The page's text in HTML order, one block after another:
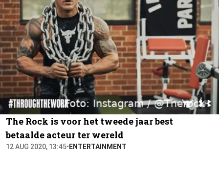
The Rock is voor het tweede jaar best
betaalde acteur ter wereld
12 AUG 2020, 13:45• ENTERTAINMENT